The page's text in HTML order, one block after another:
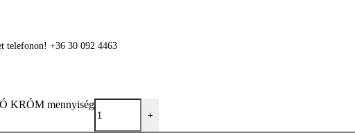
telefonon! +36 30 092 4463
KRÓM mennyiség
+